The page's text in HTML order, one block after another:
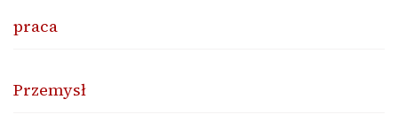
praca
Przemysł